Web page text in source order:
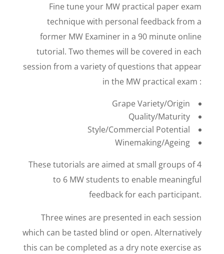
Fine tune your MW practical paper exam
technique with personal feedback from a
former MW Examiner in a 90 minute online
tutorial. Two themes will be covered in each
session from a variety of questions that appear
in the MW practical exam :
Grape Variety/Origin
Quality/Maturity
Style/Commercial Potential
Winemaking/Ageing
These tutorials are aimed at small groups of 4
to 6 MW students to enable meaningful
feedback for each participant.
Three wines are presented in each session
which can be tasted blind or open. Alternatively
this can be completed as a dry note exercise as